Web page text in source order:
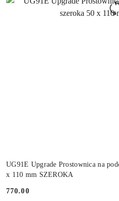
UG91E Upgrade Prostownica na
x 110 mm SZEROKA
Cena:
770.00